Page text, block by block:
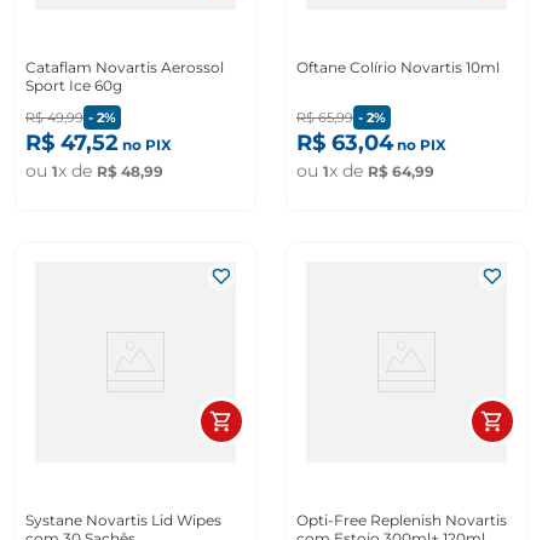
Cataflam Novartis Aerossol
Sport Ice 60g
R$ 49,99 - 2%
R$ 47,52 no PIX
ou 1x de R$ 48,99
Oftane Colírio Novartis 10ml
R$ 65,99 - 2%
R$ 63,04no PIX
ou 1x de R$ 64,99
Systane Novartis Lid Wipes
Opti-Free Replenish Novartis